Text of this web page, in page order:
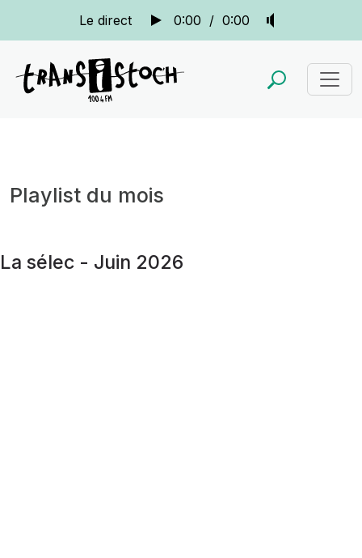
Le direct 0:00 / 0:00
Playlist du mois
La sélec - Juin 2026